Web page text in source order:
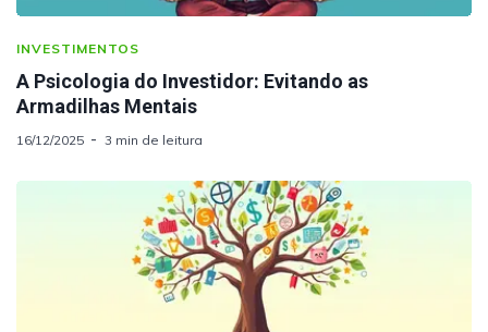
INVESTIMENTOS
A Psicologia do Investidor: Evitando as
Armadilhas Mentais
16/12/2025 3 min de leitura